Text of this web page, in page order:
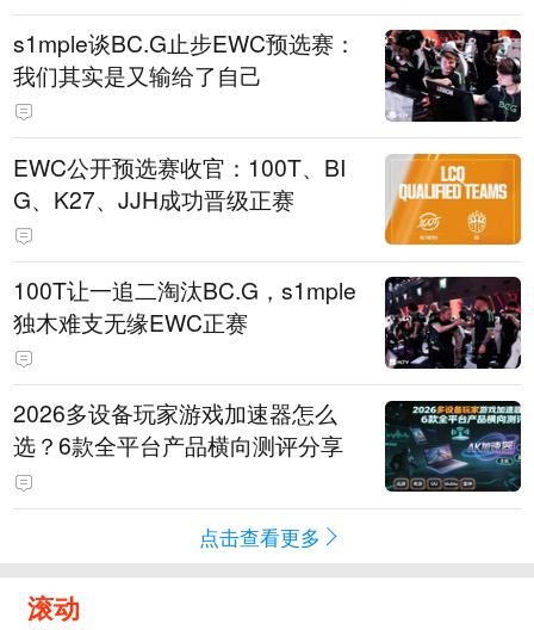
s1mple谈BC.G止步EWC预选赛：
我们其实是又输给了自己
EWC公开预选赛收官：100T、BI
G、K27、JJH成功晋级正赛
100T让一追二淘汰BC.G，s1mple
独木难支无缘EWC正赛
2026多设备玩家游戏加速器怎么
选？6款全平台产品横向测评分享
点击查看更多
滚动